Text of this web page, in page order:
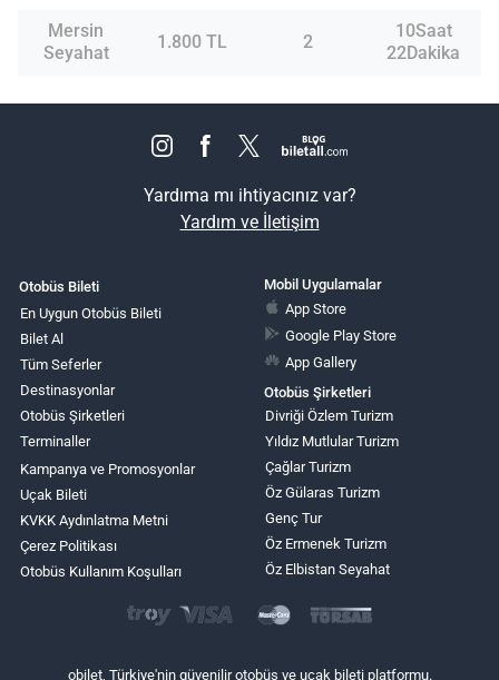
Mersin
Seyahat
1.800 TL 2
10Saat
22Dakika
Yardıma mı ihtiyacınız var?
Yardım ve İletişim
Otobüs Bileti
En Uygun Otobüs Bileti
Bilet Al
Tüm Seferler
Destinasyonlar
Otobüs Şirketleri
Terminaller
Kampanya ve Promosyonlar
Uçak Bileti
KVKK Aydınlatma Metni
Çerez Politikası
Otobüs Kullanım Koşulları
Mobil Uygulamalar
App Store
Google Play Store
App Gallery
Otobüs Şirketleri
Divriği Özlem Turizm
Yıldız Mutlular Turizm
Çağlar Turizm
Öz Gülaras Turizm
Genç Tur
Öz Ermenek Turizm
Öz Elbistan Seyahat
obilet, Türkiye'nin güvenilir otobüs ve uçak bileti platformu.